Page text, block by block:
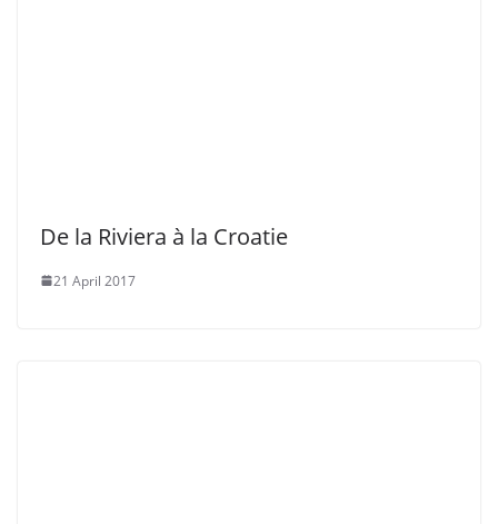
De la Riviera à la Croatie
21 April 2017